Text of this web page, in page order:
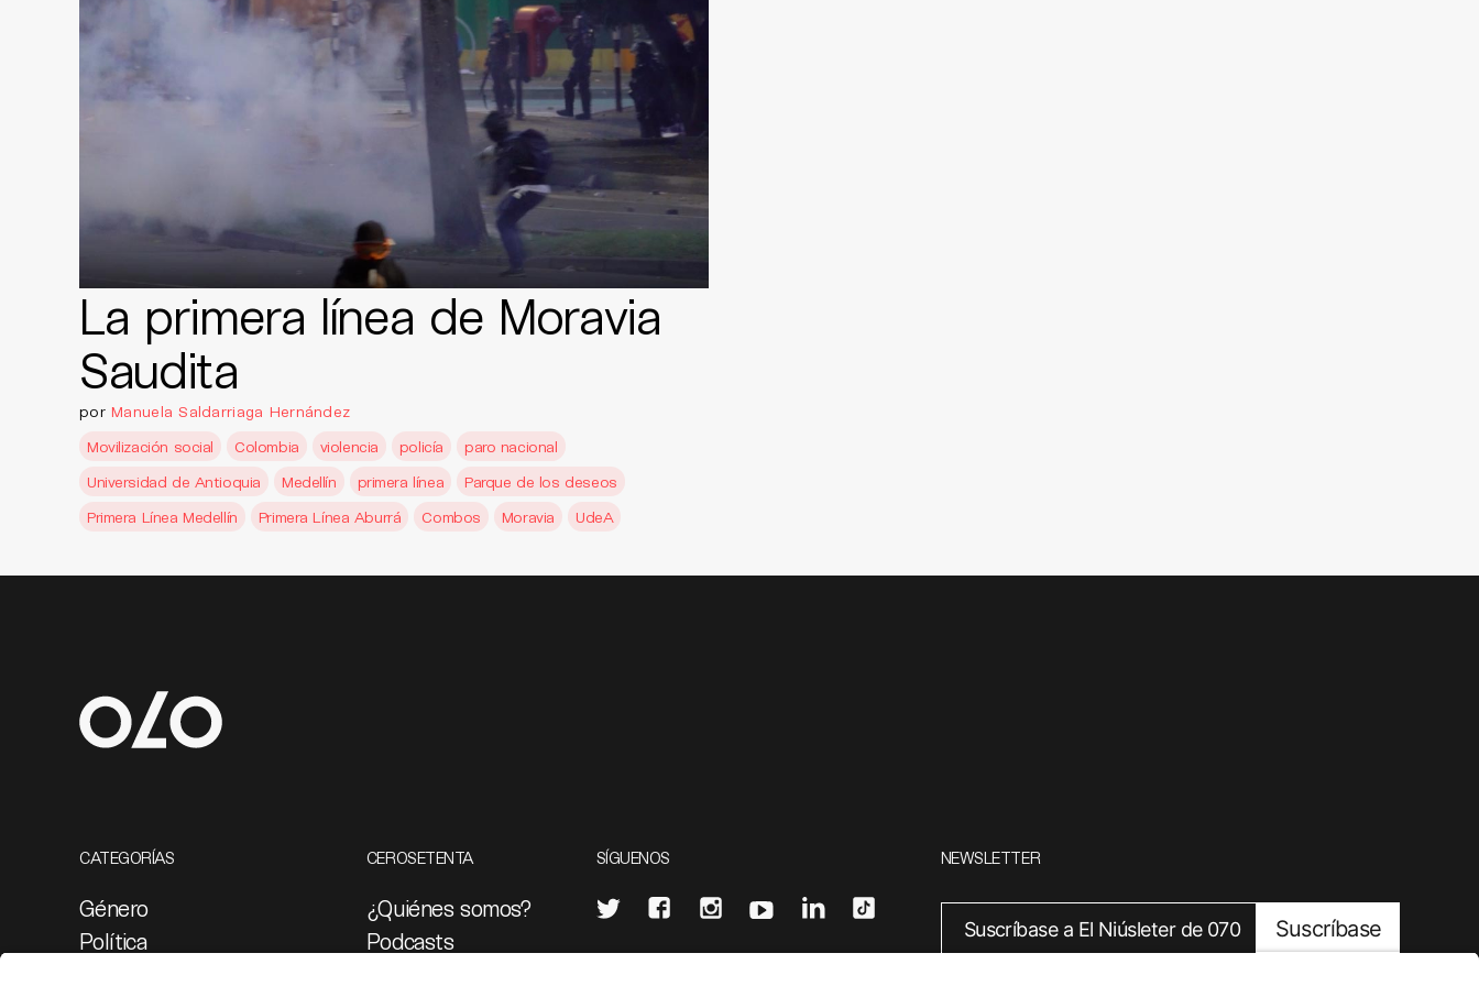
La primera línea de Moravia
Saudita
por Manuela Saldarriaga Hernández
Movilización social
Colombia violencia policía
paro nacional
Universidad de Antioquia
Medellín primera línea
Parque de los deseos
Primera Línea Medellín
Primera Línea Aburrá Combos Moravia UdeA
CATEGORÍAS
Género
Política
CEROSETENTA
¿Quiénes somos?
Podcasts
SÍGUENOS NEWSLETTER
Suscríbase